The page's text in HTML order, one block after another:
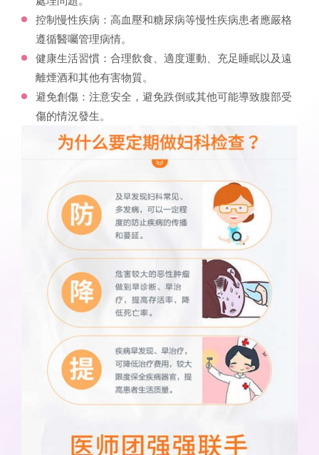
控制慢性疾病：高血壓和糖尿病等慢性疾病患者應嚴格
遵循醫囑管理病情。
健康生活習慣：合理飲食、適度運動、充足睡眠以及遠
離煙酒和其他有害物質。
避免創傷：注意安全，避免跌倒或其他可能導致腹部受
傷的情況發生。